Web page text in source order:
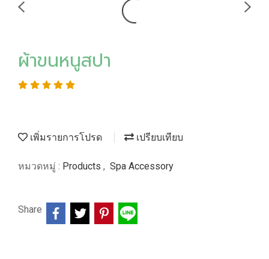
ผ้าขนหนูสปา
เพิ่มรายการโปรด เปรียบเทียบ
หมวดหมู่ : Products , Spa Accessory
Share